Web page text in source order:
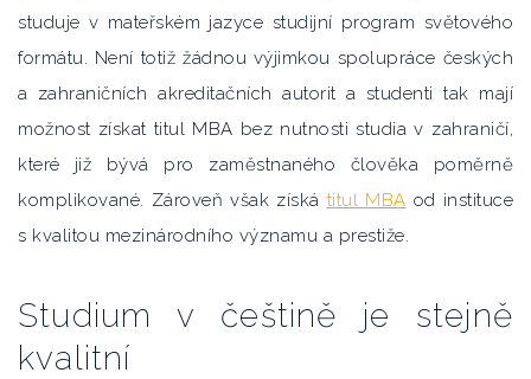
studuje v mateřském jazyce studijní program světového
formátu. Není totiž žádnou výjimkou spolupráce českých
a zahraničních akreditačních autorit a studenti tak mají
možnost získat titul MBA bez nutnosti studia v zahraničí,
které již bývá pro zaměstnaného člověka poměrně
komplikované. Zároveň však získá titul MBA od instituce
s kvalitou mezinárodního významu a prestiže.
Studium v češtině je stejně
kvalitní